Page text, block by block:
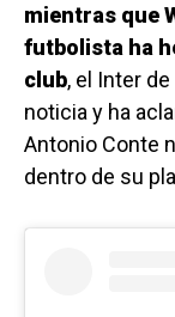
mientras que
futbolista ha
club, el Inter
noticia y ha
Antonio Conte
dentro de su